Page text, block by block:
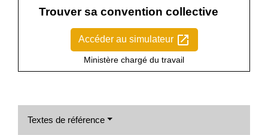
Trouver sa convention collective
Accéder au simulateur open_in_new
Ministère chargé du travail
Textes de référence